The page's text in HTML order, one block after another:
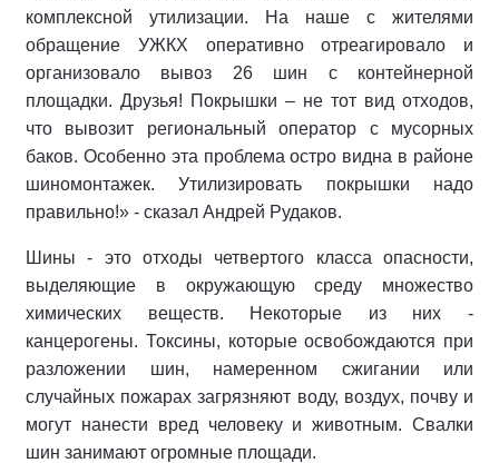
комплексной утилизации. На наше с жителями
обращение УЖКХ оперативно отреагировало и
организовало вывоз 26 шин с контейнерной
площадки. Друзья! Покрышки – не тот вид отходов,
что вывозит региональный оператор с мусорных
баков. Особенно эта проблема остро видна в районе
шиномонтажек. Утилизировать покрышки надо
правильно!» - сказал Андрей Рудаков.
Шины - это отходы четвертого класса опасности,
выделяющие в окружающую среду множество
химических веществ. Некоторые из них -
канцерогены. Токсины, которые освобождаются при
разложении шин, намеренном сжигании или
случайных пожарах загрязняют воду, воздух, почву и
могут нанести вред человеку и животным. Свалки
шин занимают огромные площади.